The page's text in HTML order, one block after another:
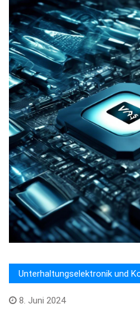
Unterhaltungselektronik und
8. Juni 2024